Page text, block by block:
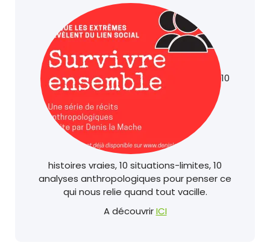
10
histoires vraies, 10 situations-limites, 10
analyses anthropologiques pour penser ce
qui nous relie quand tout vacille.
A découvrirICI